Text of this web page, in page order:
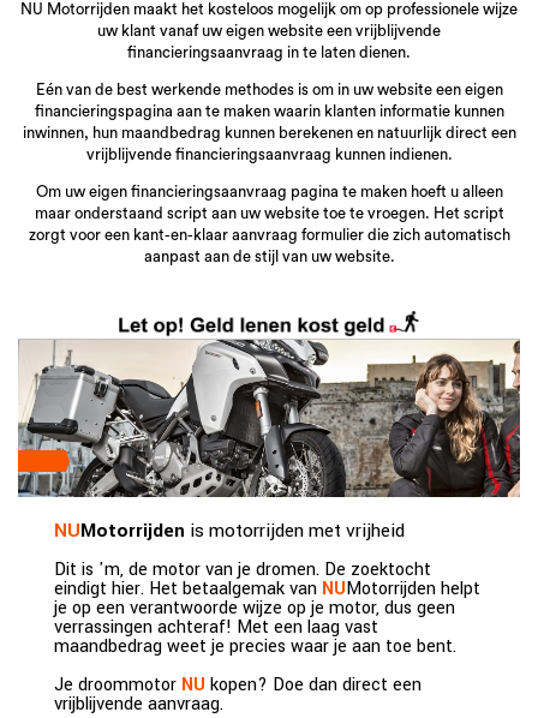
NU Motorrijden maakt het kosteloos mogelijk om op professionele wijze
uw klant vanaf uw eigen website een vrijblijvende
financieringsaanvraag in te laten dienen.
Eén van de best werkende methodes is om in uw website een eigen
financieringspagina aan te maken waarin klanten informatie kunnen
inwinnen, hun maandbedrag kunnen berekenen en natuurlijk direct een
vrijblijvende financieringsaanvraag kunnen indienen.
Om uw eigen financieringsaanvraag pagina te maken hoeft u alleen
maar onderstaand script aan uw website toe te vroegen. Het script
zorgt voor een kant-en-klaar aanvraag formulier die zich automatisch
aanpast aan de stijl van uw website.
NUMotorrijden is motorrijden met vrijheid
Dit is 'm, de motor van je dromen. De zoektocht
eindigt hier. Het betaalgemak van NUMotorrijden helpt
je op een verantwoorde wijze op je motor, dus geen
verrassingen achteraf! Met een laag vast
maandbedrag weet je precies waar je aan toe bent.
Je droommotor NU kopen? Doe dan direct een
vrijblijvende aanvraag.